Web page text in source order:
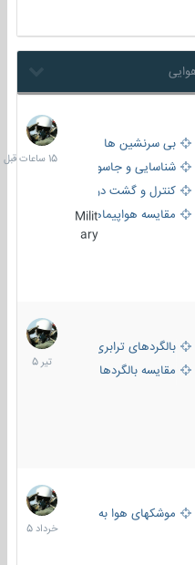
بی سرنشین ها
شناسایی و جاسوسی
کنترل و گشت دریایی
مقایسه هواپیماهاMilit
ary
15
ساعات
قبل
بالگردهای ترابری
مقایسه بالگردها
22
تیر
1405
موشکهای هوا به سطح
30
خرداد
1405